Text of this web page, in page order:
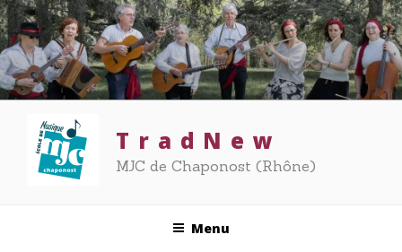
Aller
au
contenu
principal
T r a d N e w
MJC de Chaponost (Rhône)
Menu